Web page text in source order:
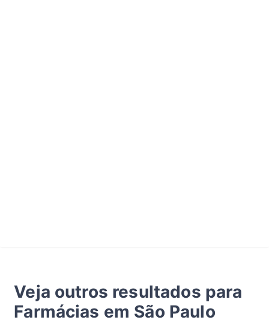
Veja outros resultados para
Farmácias em São Paulo